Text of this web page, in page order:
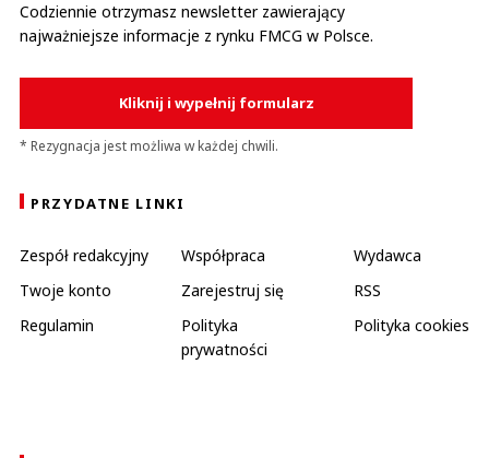
Codziennie otrzymasz newsletter zawierający
najważniejsze informacje z rynku FMCG w Polsce.
Kliknij i wypełnij formularz
* Rezygnacja jest możliwa w każdej chwili.
PRZYDATNE LINKI
Zespół redakcyjny Współpraca
Wydawca
Twoje konto
Zarejestruj się
RSS
Regulamin
Polityka
prywatności
Polityka cookies